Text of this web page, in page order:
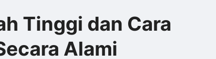
Tinggi dan Cara
Alami